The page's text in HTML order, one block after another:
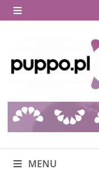
Skip
to
MENU
MENU